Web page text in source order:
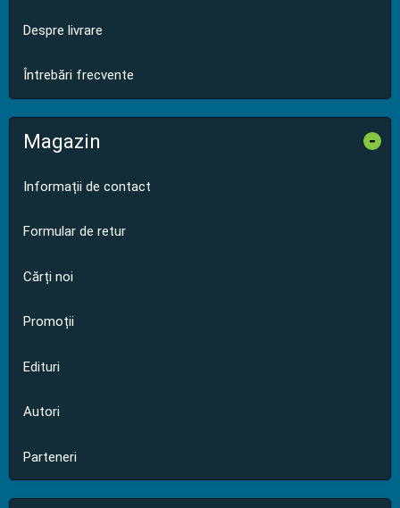
Despre livrare
Întrebări frecvente
Magazin -
Informații de contact
Formular de retur
Cărți noi
Promoții
Edituri
Autori
Parteneri